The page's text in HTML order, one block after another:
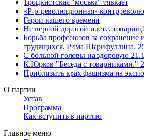
Троцкистская "моська" тявкает
«Р-р-революционная»
Герои нашего времени
Не верной дорогой идете, товарищ!
Борьба профсоюзов за сохранение
трудящихся. Рима Шарифуллина.
С больной головы на здоровую
К.Юрков "Беседа с товарниками."
Приблизить крах фашизма на
О партии
Устав
Программа
Как вступить в партию
Главное меню